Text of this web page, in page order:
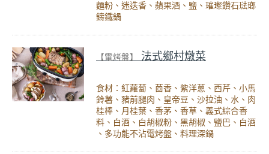
麵粉、迷迭香、蘋果酒、鹽、璀璨鑽石琺瑯
鑄鐵鍋
【電烤盤】 法式鄉村燉菜
食材：紅蘿蔔、茴香、紫洋蔥、西芹、小馬
鈴薯、豬前腿肉、皇帝豆、沙拉油、水、肉
桂棒、月桂葉、香茅、香草、義式綜合香
料、白酒、白胡椒粉、黑胡椒、鹽巴、白酒
、多功能不沾電烤盤、料理深鍋